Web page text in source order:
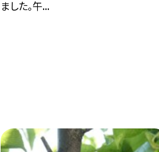
ました。午...